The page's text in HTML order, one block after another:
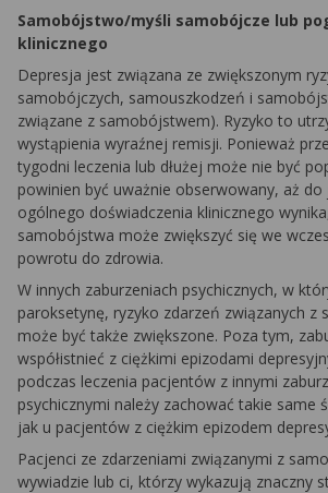
Samobójstwo/myśli samobójcze lub
klinicznego
Depresja jest związana ze zwiększonym
samobójczych, samouszkodzeń i
związane z samobójstwem). Ryzyko to
wystąpienia wyraźnej remisji. Ponieważ
tygodni leczenia lub dłużej może nie być
powinien być uważnie obserwowany, aż
ogólnego doświadczenia klinicznego
samobójstwa może zwiększyć się we
powrotu do zdrowia.
W innych zaburzeniach psychicznych, w
paroksetynę, ryzyko zdarzeń związanych z
może być także zwiększone. Poza tym,
współistnieć z ciężkimi epizodami
podczas leczenia pacjentów z innymi
psychicznymi należy zachować takie same
jak u pacjentów z ciężkim epizodem
Pacjenci ze zdarzeniami związanymi z
wywiadzie lub ci, którzy wykazują znaczny